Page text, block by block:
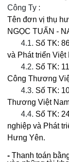
Công Ty :
Tên đơn vị thụ
NGỌC TUẤN -
4.1. Số TK:
và Phát triển Việt
4.2. Số TK:
Công Thương
4.3. Số TK:
Thương Việt
4.4. Số TK:
nghiệp và Phát
Hưng Yên.
- Thanh toán